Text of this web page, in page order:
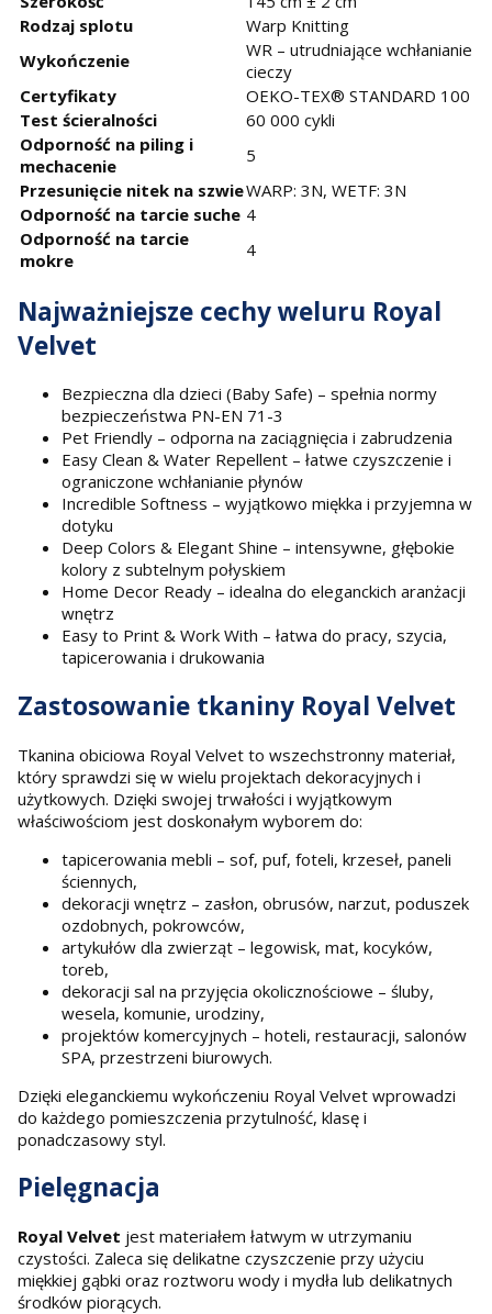
Rodzaj splotu
Warp Knitting
Wykończenie
WR – utrudniające wchłanianie
cieczy
Certyfikaty
OEKO-TEX® STANDARD 100
Test ścieralności
60 000 cykli
Odporność na piling i
mechacenie
5
Przesunięcie nitek na szwieWARP: 3N, WETF: 3N
Odporność na tarcie suche 4
Odporność na tarcie
mokre
4
Najważniejsze cechy weluru Royal
Velvet
Bezpieczna dla dzieci (Baby Safe) – spełnia normy
bezpieczeństwa PN-EN 71-3
Pet Friendly – odporna na zaciągnięcia i zabrudzenia
Easy Clean & Water Repellent – łatwe czyszczenie i
ograniczone wchłanianie płynów
Incredible Softness – wyjątkowo miękka i przyjemna w
dotyku
Deep Colors & Elegant Shine – intensywne, głębokie
kolory z subtelnym połyskiem
Home Decor Ready – idealna do eleganckich aranżacji
wnętrz
Easy to Print & Work With – łatwa do pracy, szycia,
tapicerowania i drukowania
Zastosowanie tkaniny Royal Velvet
Tkanina obiciowa Royal Velvet to wszechstronny materiał,
który sprawdzi się w wielu projektach dekoracyjnych i
użytkowych. Dzięki swojej trwałości i wyjątkowym
właściwościom jest doskonałym wyborem do:
tapicerowania mebli – sof, puf, foteli, krzeseł, paneli
ściennych,
dekoracji wnętrz – zasłon, obrusów, narzut, poduszek
ozdobnych, pokrowców,
artykułów dla zwierząt – legowisk, mat, kocyków,
toreb,
dekoracji sal na przyjęcia okolicznościowe – śluby,
wesela, komunie, urodziny,
projektów komercyjnych – hoteli, restauracji, salonów
SPA, przestrzeni biurowych.
Dzięki eleganckiemu wykończeniu Royal Velvet wprowadzi
do każdego pomieszczenia przytulność, klasę i
ponadczasowy styl.
Pielęgnacja
Royal Velvet jest materiałem łatwym w utrzymaniu
czystości. Zaleca się delikatne czyszczenie przy użyciu
miękkiej gąbki oraz roztworu wody i mydła lub delikatnych
środków piorących.